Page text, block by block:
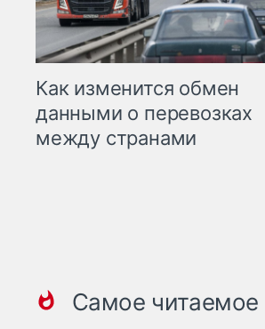
Как изменится обмен
данными о перевозках
между странами
Самое читаемое